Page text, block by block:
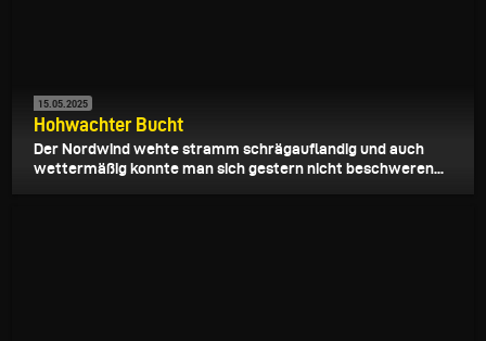
15.05.2025
Hohwachter Bucht
Der Nordwind wehte stramm schrägauflandig und auch
wettermäßig konnte man sich gestern nicht beschweren...